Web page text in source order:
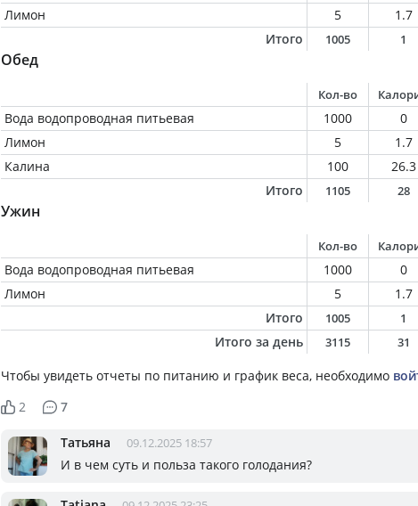
Лимон
5 1.7
Итого
1005 1
Обед
Кол-во
Вода водопроводная питьевая 1000 0
Лимон
5 1.7
Калина
100 26.3
Итого
1105 28
Ужин
Кол-во
Вода водопроводная питьевая 1000 0
Лимон
5 1.7
Итого
1005 1
Итого за день 3115 31
Чтобы увидеть отчеты по питанию и график веса, необходимо
2
7
Татьяна 09.12.2025 18:57
И в чем суть и польза такого голодания?